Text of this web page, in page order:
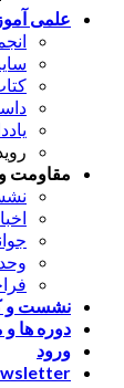
علمی
مقاومت و
نشست و
دوره ها
ورود